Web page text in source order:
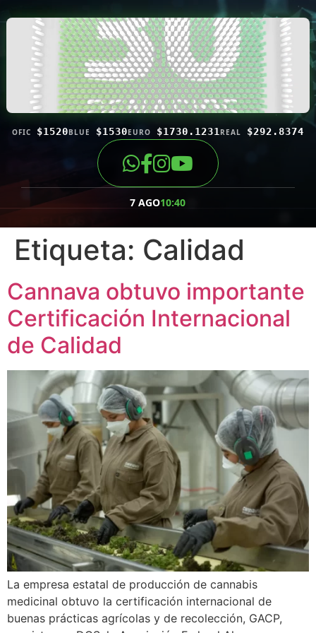
OFIC $1520BLUE $1530EURO $1730.1231 REAL $292.8374
7 AGO10:40
Etiqueta: Calidad
Cannava obtuvo importante
Certificación Internacional
de Calidad
La empresa estatal de producción de cannabis
medicinal obtuvo la certificación internacional de
buenas prácticas agrícolas y de recolección, GACP,